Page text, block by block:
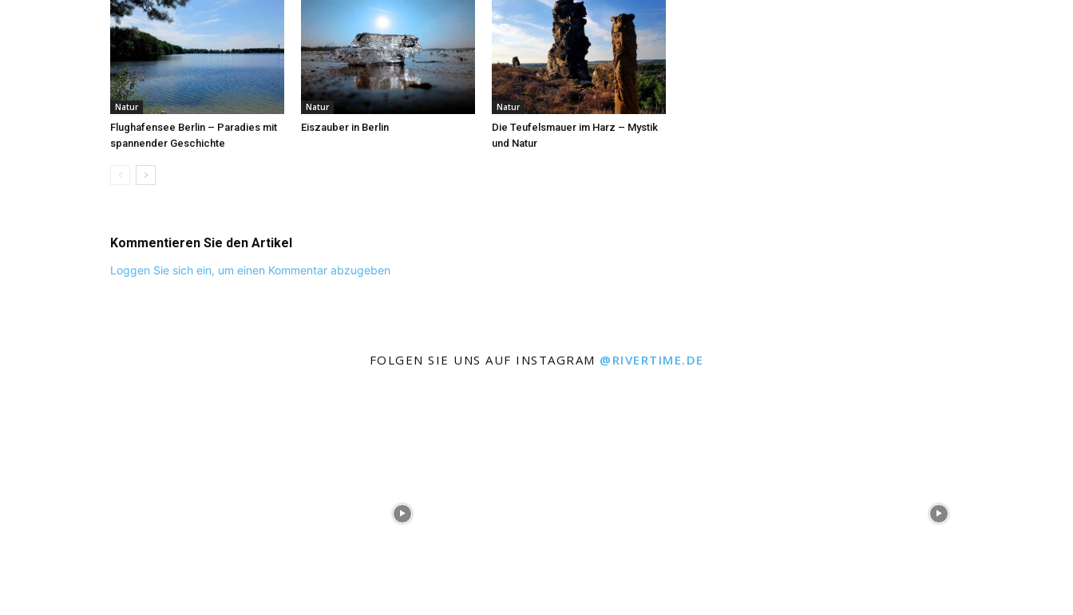
Natur
Flughafensee Berlin – Paradies mit
spannender Geschichte
Natur
Eiszauber in Berlin
Natur
Die Teufelsmauer im Harz – Mystik
und Natur
Kommentieren Sie den Artikel
Loggen Sie sich ein, um einen Kommentar abzugeben
FOLGEN SIE UNS AUF INSTAGRAM @RIVERTIME.DE